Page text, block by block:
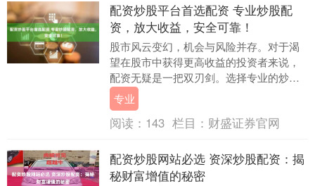
配资炒股平台首选配资 专业炒股配
资，放大收益，安全可靠！
股市风云变幻，机会与风险并存。对于渴
望在股市中获得更高收益的投资者来说，
配资无疑是一把双刃剑。选择专业的炒股
配资平台，能够放大收益配资炒股平台首
选配资，同时又能....
专业
阅读： 143 栏目： 财盛证券官网
配资炒股网站必选 资深炒股配资：揭
秘财富增值的秘密